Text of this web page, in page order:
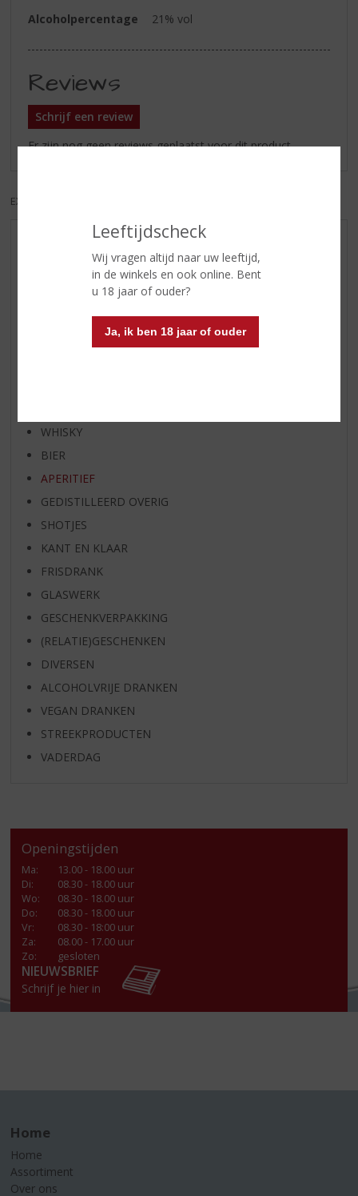
Leeftijdscheck
Wij vragen altijd naar uw leeftijd,
in de winkels en ook online. Bent
u 18 jaar of ouder?
Ja, ik ben 18 jaar of ouder
Alcoholpercentage
21% vol
Reviews
Schrijf een review
Er zijn nog geen reviews geplaatst voor dit product
EXCL. BTW
WIJN VAN DE MAAND
WHISKY VAN DE MAAND
RUM VAN DE MAAND
BIER VAN DE MAAND
WHISKY
BIER
APERITIEF
GEDISTILLEERD OVERIG
SHOTJES
KANT EN KLAAR
FRISDRANK
GLASWERK
GESCHENKVERPAKKING
(RELATIE)GESCHENKEN
DIVERSEN
ALCOHOLVRIJE DRANKEN
VEGAN DRANKEN
STREEKPRODUCTEN
VADERDAG
Openingstijden
Ma:
13.00 - 18.00 uur
Di:
08.30 - 18.00 uur
Wo:
08.30 - 18.00 uur
Do:
08.30 - 18.00 uur
Vr:
08.30 - 18:00 uur
Za:
08.00 - 17.00 uur
Zo:
gesloten
NIEUWSBRIEF
Schrijf je hier in
Home
Home
Assortiment
Over ons